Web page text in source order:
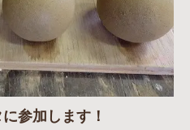
参加します！